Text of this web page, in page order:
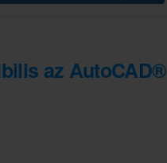
az AutoCAD®